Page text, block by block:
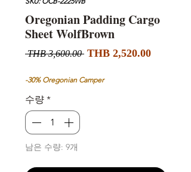
Oregonian Padding Cargo
Sheet WolfBrown
THB 3,600.00 일
가
THB 2,520.00할
-30% Oregonian Camper
수량 *
남은 수량: 9개